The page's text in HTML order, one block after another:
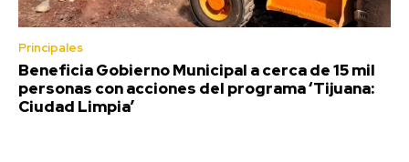
Principales
Beneficia Gobierno Municipal a cerca de 15 mil
personas con acciones del programa ‘Tijuana:
Ciudad Limpia’